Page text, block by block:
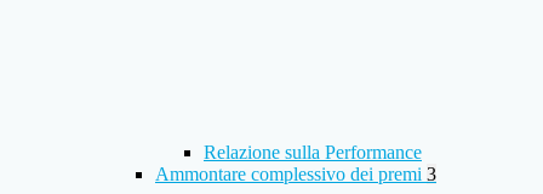
Relazione sulla Performance
Ammontare complessivo dei premi 3